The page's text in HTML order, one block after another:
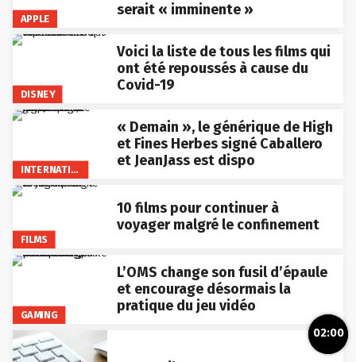
APPLE
serait « imminente »
DISNEY
Voici la liste de tous les films qui
ont été repoussés à cause du
Covid-19
INTERNATIONAL
« Demain », le générique de High
et Fines Herbes signé Caballero
et JeanJass est dispo
FILMS
10 films pour continuer à
voyager malgré le confinement
GAMING
L’OMS change son fusil d’épaule
et encourage désormais la
pratique du jeu vidéo
02:00